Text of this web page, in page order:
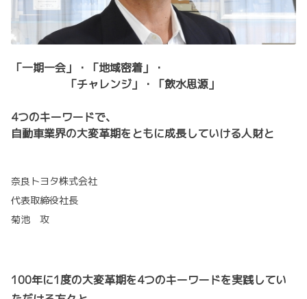
「一期一会」・「地域密着」・
「チャレンジ」・「飲水思源」
4つのキーワードで、
自動車業界の大変革期をともに成長していける人財と
奈良トヨタ株式会社
代表取締役社長
菊池 攻
100年に1度の大変革期を4つのキーワードを実践してい